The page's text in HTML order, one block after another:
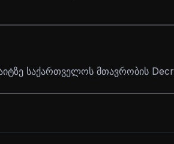
საქართველოს მთავრობის